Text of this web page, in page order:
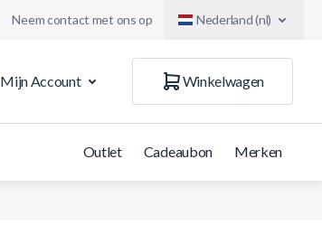
Neem contact met ons op Nederland (nl)
Mijn Account
Winkelwagen
Outlet Cadeaubon Merken